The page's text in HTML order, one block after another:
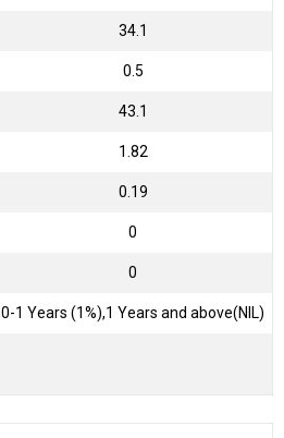
34.1
0.5
43.1
1.82
0.19
0
0
0-1 Years (1%),1 Years and above(NIL)